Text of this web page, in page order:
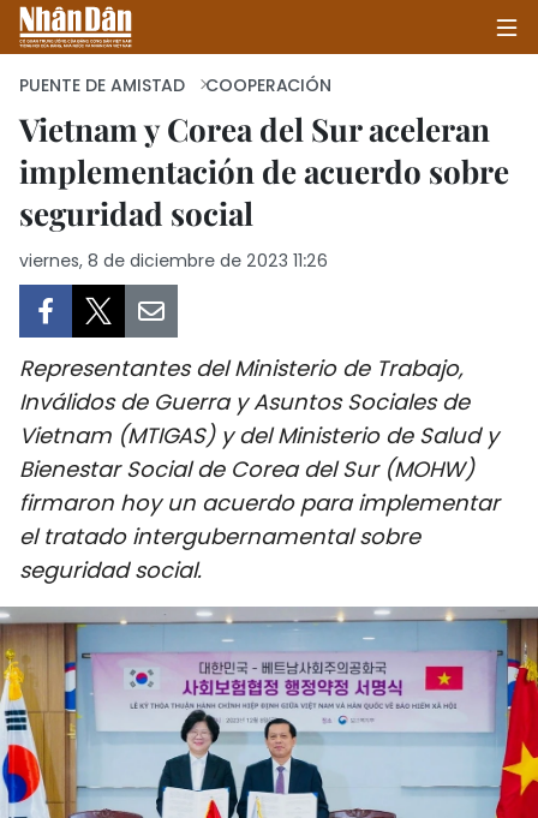
INICIO
POLÍTICA
SALUD - MEDIO AMBIENTE
CULTURA - ENTRETENIMIENTO
INTERNACIONAL
DEPORTES
VIAJES
PUENTE DE AMISTAD
HISTORIAS MULTIMEDIA
FOTOGRAFÍA
PUENTE DE AMISTAD COOPERACIÓN
Vietnam y Corea del Sur aceleran
implementación de acuerdo sobre
seguridad social
viernes, 8 de diciembre de 2023 11:26
Representantes del Ministerio de Trabajo,
Inválidos de Guerra y Asuntos Sociales de
Vietnam (MTIGAS) y del Ministerio de Salud y
Bienestar Social de Corea del Sur (MOHW)
firmaron hoy un acuerdo para implementar
el tratado intergubernamental sobre
seguridad social.